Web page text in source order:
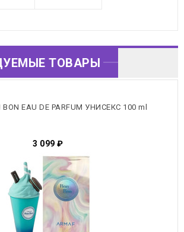
ТОВАРЫ
BON EAU DE PARFUM УНИСЕКС 100 ml
3 099 ₽